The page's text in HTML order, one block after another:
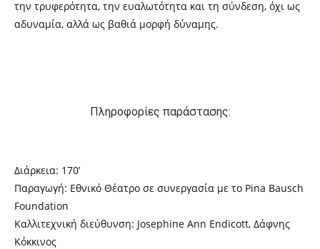
την τρυφερότητα, την ευαλωτότητα και τη σύνδεση, όχι ως
αδυναμία, αλλά ως βαθιά μορφή δύναμης.
Πληροφορίες παράστασης:
Διάρκεια: 170’
Παραγωγή: Εθνικό Θέατρο σε συνεργασία με το Pina Bausch
Foundation
Καλλιτεχνική διεύθυνση: Josephine Ann Endicott, Δάφνης
Κόκκινος